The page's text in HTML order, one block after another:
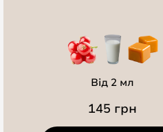
Від 2 мл
145 грн